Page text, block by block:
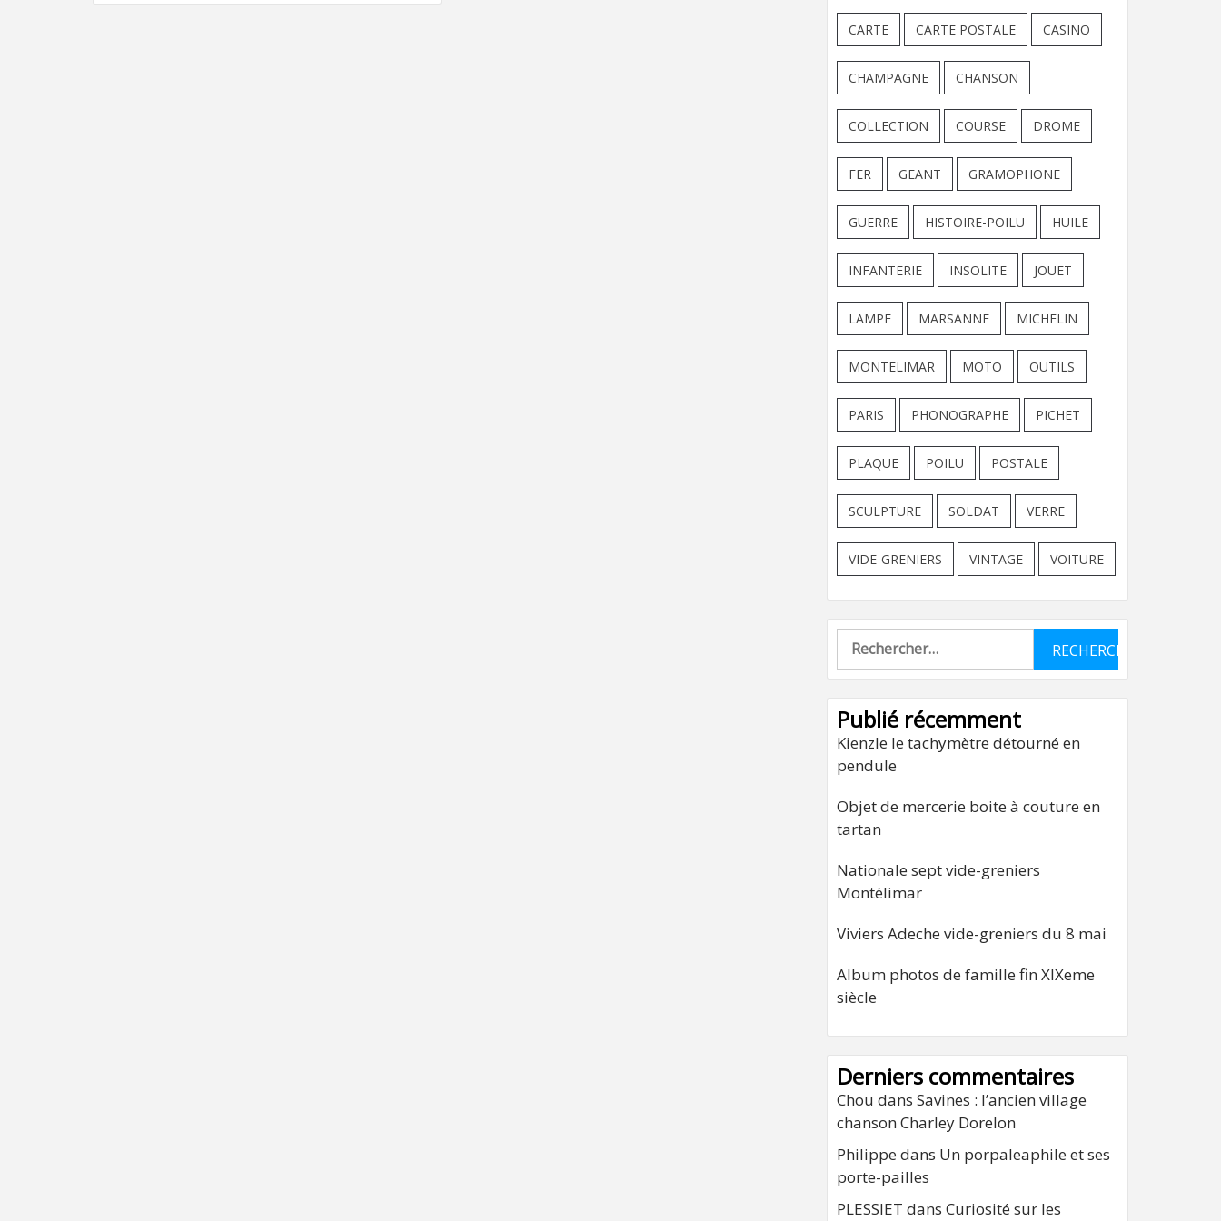
CARTE CARTE POSTALE CASINO
CHAMPAGNE CHANSON
COLLECTION COURSE DROME
FER GEANT GRAMOPHONE
GUERRE HISTOIRE-POILU HUILE
INFANTERIE INSOLITE JOUET
LAMPE MARSANNE MICHELIN
MONTELIMAR MOTO OUTILS
PARIS PHONOGRAPHE PICHET
PLAQUE POILU POSTALE
SCULPTURE SOLDAT VERRE
VIDE-GRENIERS VINTAGE VOITURE
Rechercher :
Publié récemment
Kienzle le tachymètre détourné en
pendule
Objet de mercerie boite à couture en
tartan
Nationale sept vide-greniers
Montélimar
Viviers Adeche vide-greniers du 8 mai
Album photos de famille fin XIXeme
siècle
Derniers commentaires
Chou dans Savines : l’ancien village
chanson Charley Dorelon
Philippe dans Un porpaleaphile et ses
porte-pailles
PLESSIET dans Curiosité sur les